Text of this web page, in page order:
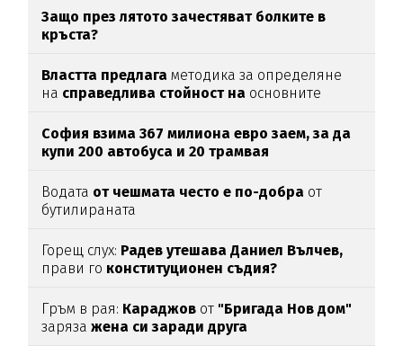
Защо през лятото зачестяват болките в
кръста?
Властта предлага методика за определяне
на справедлива стойност на основните
София взима 367 милиона евро заем, за да
купи 200 автобуса и 20 трамвая
Водата от чешмата често е по-добра от
бутилираната
Горещ слух: Радев утешава Даниел Вълчев,
прави го конституционен съдия?
Гръм в рая: Караджов от "Бригада Нов дом"
зарязажена си заради друга